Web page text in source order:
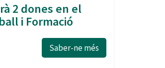
2 dones en el
i Formació
Saber-ne més